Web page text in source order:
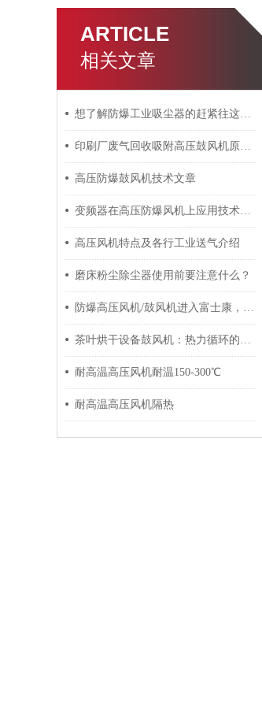
ARTICLE
相关文章
想了解防爆工业吸尘器的赶紧往这里看了
印刷厂废气回收吸附高压鼓风机原理*工厂直销
高压防爆鼓风机技术文章
变频器在高压防爆风机上应用技术参数
高压风机特点及各行工业送气介绍
磨床粉尘除尘器使用前要注意什么？
防爆高压风机/鼓风机进入富士康，以签长期合做合同
茶叶烘干设备鼓风机：热力循环的核心动力
耐高温高压风机耐温150-300℃
耐高温高压风机隔热